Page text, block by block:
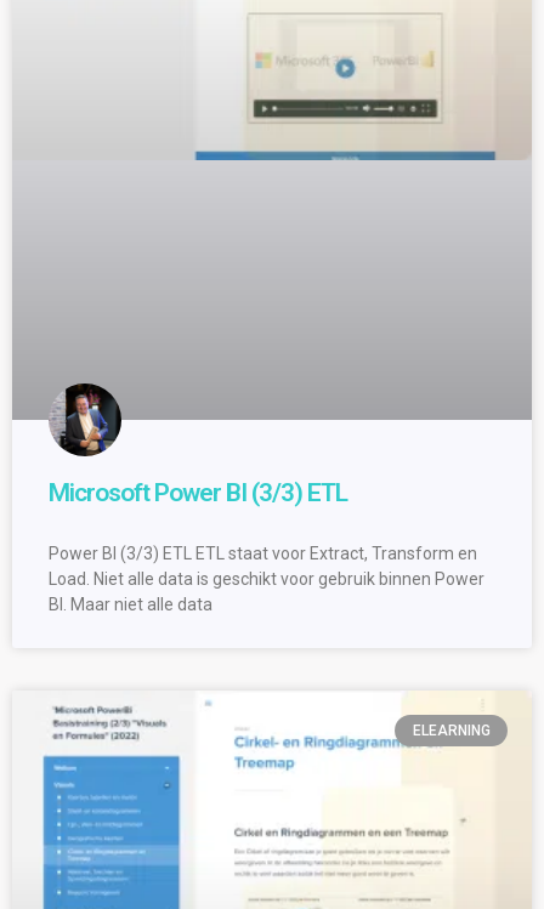
Microsoft Power BI (3/3) ETL
Power BI (3/3) ETL ETL staat voor Extract, Transform en
Load. Niet alle data is geschikt voor gebruik binnen Power
BI. Maar niet alle data
ELEARNING